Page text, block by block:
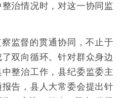
治情况时，对这一协同监
监督的贯通协同，不止于
双向循环。针对群众身边
整治工作，县纪委监委主
告，县人大常委会提出针